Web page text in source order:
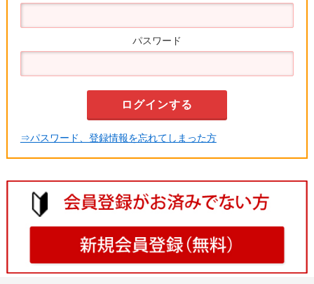
パスワード
⇒パスワード、登録情報を忘れてしまった方